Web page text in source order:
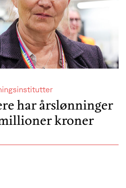
har årslønninger
kroner